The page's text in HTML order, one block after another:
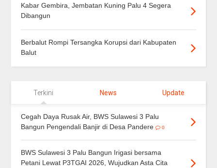
Kabar Gembira, Jembatan Kuning Palu 4 Segera
Dibangun
Berbalut Rompi Tersangka Korupsi dari Kabupaten
Balut
Terkini News Update
Cegah Daya Rusak Air, BWS Sulawesi 3 Palu
Bangun Pengendali Banjir di Desa Pandere
0
BWS Sulawesi 3 Palu Bangun Irigasi bersama
Petani Lewat P3TGAI 2026, Wujudkan Asta Cita